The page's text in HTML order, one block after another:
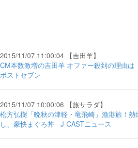
2015/11/07 11:00:04 【吉田羊】
CM本数激増の吉田羊 オファー殺到の理由は
ポストセブン
2015/11/07 10:00:06 【旅サラダ】
松方弘樹「晩秋の津軽・竜飛崎」漁港旅！
し、豪快まぐろ丼 - J-CASTニュース